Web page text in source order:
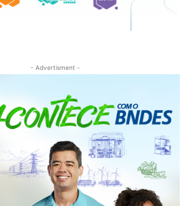
- Advertisment -